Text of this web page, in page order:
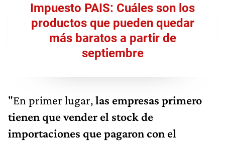
Impuesto PAIS: Cuáles son los
productos que pueden quedar
más baratos a partir de
septiembre
"En primer lugar,las empresas primero
tienen que vender el stock de
importaciones que pagaron con el